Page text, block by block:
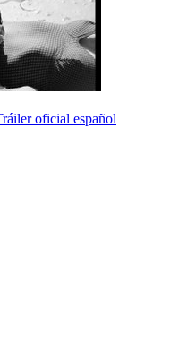
oficial español